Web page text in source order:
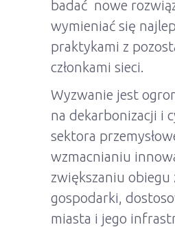
badać nowe
wymieniać się
praktykami z
członkami sieci.
Wyzwanie jest
na dekarbonizacji i
sektora
wzmacnianiu
zwiększaniu obiegu
gospodarki,
miasta i jego